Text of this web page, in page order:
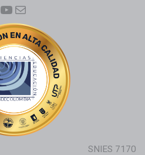
YouTube
Correo electrónico
SNIES 7170